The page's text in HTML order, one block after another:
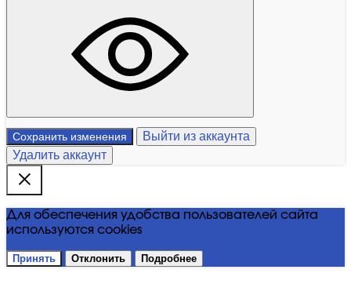
Сохранить изменения
Выйти из аккаунта
Удалить аккаунт
Для обеспечения удобства пользователей сайта
используются cookies
Принять Отклонить Подробнее